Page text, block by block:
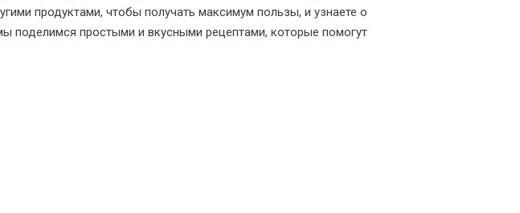
продуктами, чтобы получать максимум пользы, и узнаете о
поделимся простыми и вкусными рецептами, которые помогут